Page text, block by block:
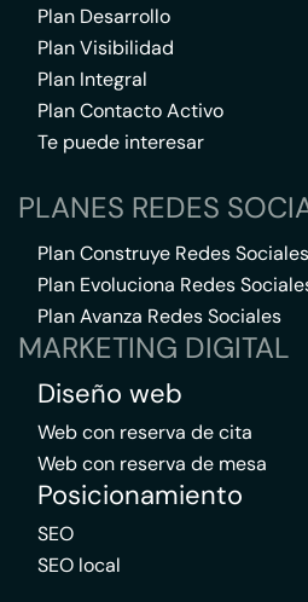
Plan Desarrollo
Plan Visibilidad
Plan Integral
Plan Contacto Activo
Te puede interesar
PLANES REDES
Plan Construye Redes Sociales
Plan Evoluciona Redes
Plan Avanza Redes Sociales
MARKETING DIGITAL
Diseño web
Web con reserva de cita
Web con reserva de mesa
Posicionamiento
SEO
SEO local